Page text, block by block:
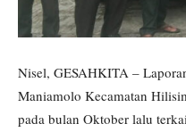
Nisel, GESAHKITA –
Maniamolo Kecamatan
pada bulan Oktober lalu